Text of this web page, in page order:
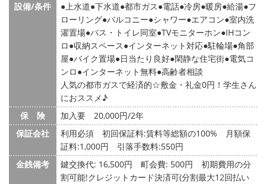
設備/条件
上水道 下水道 都市ガス 電話 冷房 暖房 給湯 フ
ローリング バルコニー シャワー エアコン 室内洗
濯置場 バス・トイレ同室 TVモニターホン IHコン
ロ 収納スペース インターネット対応 駐輪場 角部
屋 バイク置場 日当たり良好 閑静な住宅街 電気コ
ンロ インターネット無料 高齢者相談
人気の都市ガスで経済的☆敷金・礼金0円！学生さん
におススメ♪
保 険
加入要 20,000円/2年
保証会社
利用必須 初回保証料:賃料等総額の100% 月額保
証料:1,000円 引落手数料:550円
金銭備考
鍵交換代: 16,500円 町会費: 500円
初期費用の分
割可能!クレジットカード決済可(分割最大12回払い